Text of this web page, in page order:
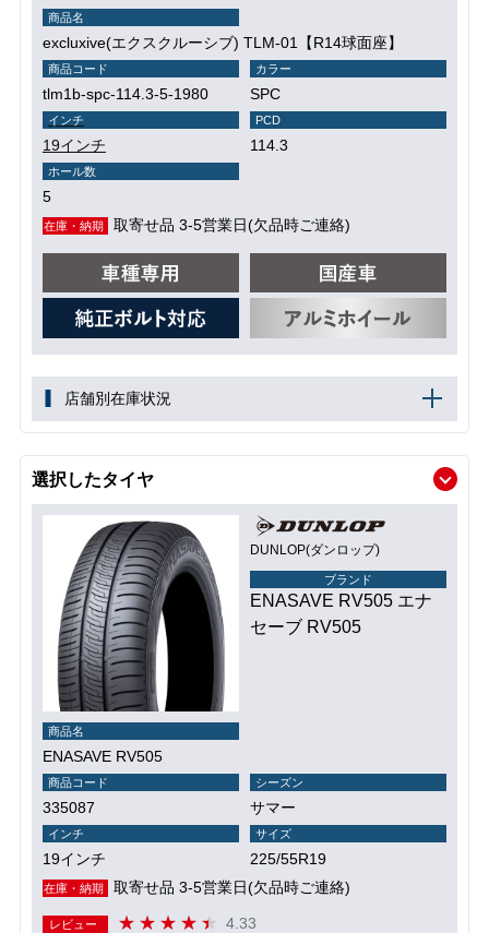
商品名
excluxive(エクスクルーシブ) TLM-01【R14球面座】
商品コード
tlm1b-spc-114.3-5-1980
カラー
SPC
インチ
19インチ
PCD
114.3
ホール数
5
在庫・納期 取寄せ品 3-5営業日(欠品時ご連絡)
店舗別在庫状況
選択したタイヤ
DUNLOP(ダンロップ)
ブランド
ENASAVE RV505 エナ
セーブ RV505
商品名
ENASAVE RV505
商品コード
335087
シーズン
サマー
インチ
19インチ
サイズ
225/55R19
在庫・納期 取寄せ品 3-5営業日(欠品時ご連絡)
レビュー 4.33